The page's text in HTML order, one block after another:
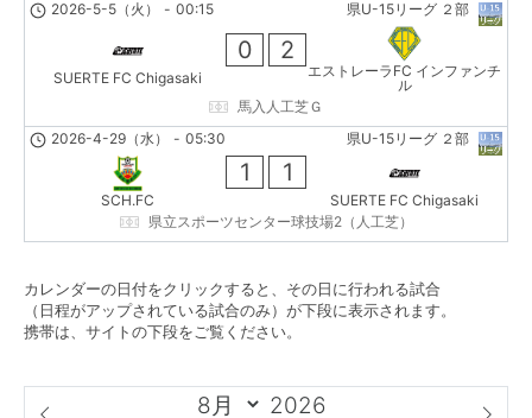
県U-15リーグ ２部
2026-5-5（火） - 00:15
SUERTE FC Chigasaki
0 2
エストレーラFC インファンチ
ル
馬入人工芝Ｇ
県U-15リーグ ２部
2026-4-29（水） - 05:30
SCH.FC
1 1
SUERTE FC Chigasaki
県立スポーツセンター球技場2（人工芝）
カレンダーの日付をクリックすると、その日に行われる試合
（日程がアップされている試合のみ）が下段に表示されます。
携帯は、サイトの下段をご覧ください。